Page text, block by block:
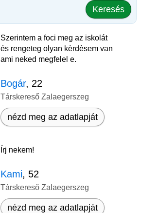
Keresés
Szerintem a foci meg az iskolát
és rengeteg olyan kèrdèsem van
ami neked megfelel e.
Bogár, 22
Társkereső Zalaegerszeg
nézd meg az adatlapját
Írj nekem!
Kami, 52
Társkereső Zalaegerszeg
nézd meg az adatlapját